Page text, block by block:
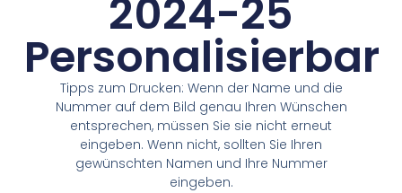
2024-25
Personalisierbar
Tipps zum Drucken: Wenn der Name und die
Nummer auf dem Bild genau Ihren Wünschen
entsprechen, müssen Sie sie nicht erneut
eingeben. Wenn nicht, sollten Sie Ihren
gewünschten Namen und Ihre Nummer
eingeben.